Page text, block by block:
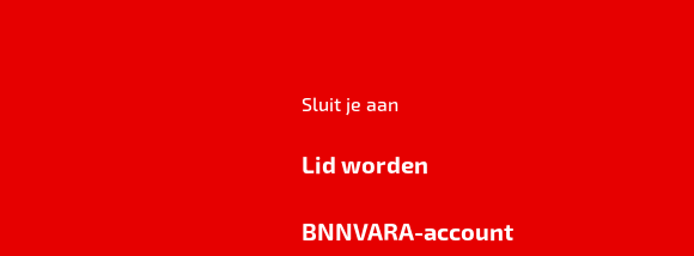
Sluit je aan
Lid worden
BNNVARA-account